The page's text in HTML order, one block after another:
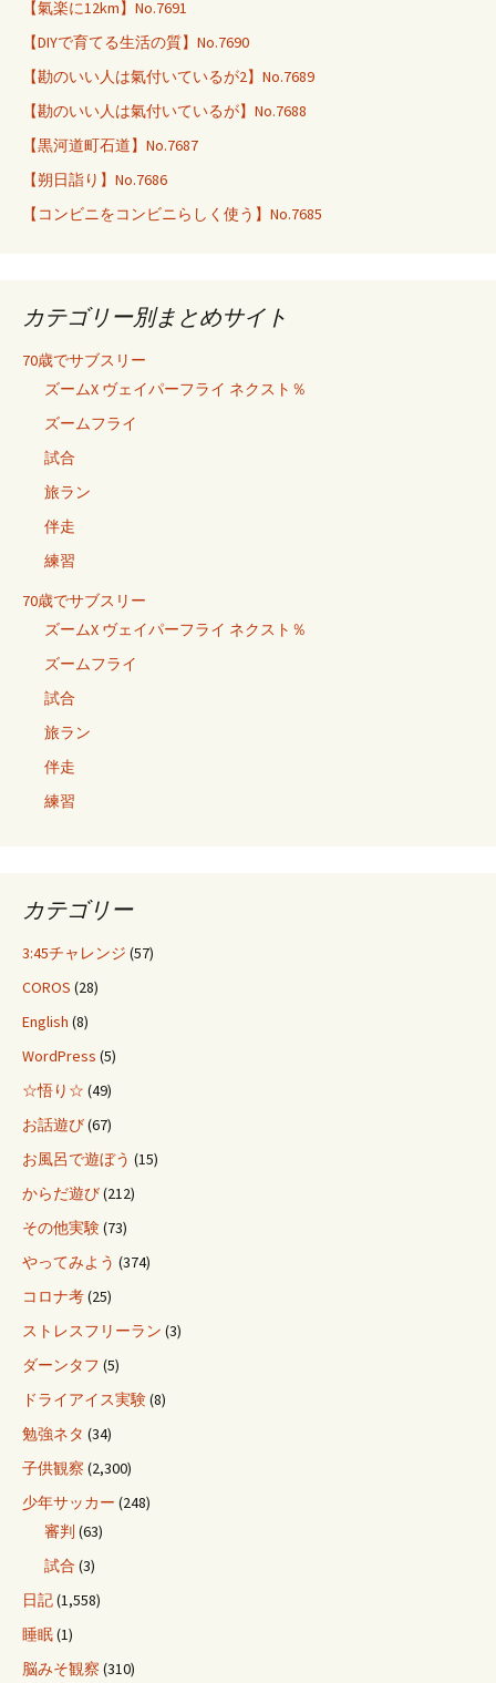
【氣楽に12km】No.7691
【DIYで育てる生活の質】No.7690
【勘のいい人は氣付いているが2】No.7689
【勘のいい人は氣付いているが】No.7688
【黒河道町石道】No.7687
【朔日詣り】No.7686
【コンビニをコンビニらしく使う】No.7685
カテゴリー別まとめサイト
70歳でサブスリー
ズームX ヴェイパーフライ ネクスト％
ズームフライ
試合
旅ラン
伴走
練習
70歳でサブスリー
ズームX ヴェイパーフライ ネクスト％
ズームフライ
試合
旅ラン
伴走
練習
カテゴリー
3:45チャレンジ (57)
COROS (28)
English (8)
WordPress (5)
☆悟り☆ (49)
お話遊び(67)
お風呂で遊ぼう (15)
からだ遊び(212)
その他実験(73)
やってみよう (374)
コロナ考(25)
ストレスフリーラン (3)
ダーンタフ (5)
ドライアイス実験(8)
勉強ネタ (34)
子供観察 (2,300)
少年サッカー (248)
審判 (63)
試合 (3)
日記(1,558)
睡眠(1)
脳みそ観察 (310)